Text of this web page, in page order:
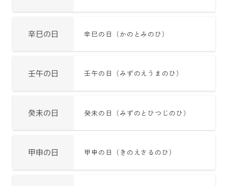
辛巳の日（かのとみのひ）
壬午の日（みずのえうまのひ）
癸未の日（みずのとひつじのひ）
甲申の日（きのえさるのひ）